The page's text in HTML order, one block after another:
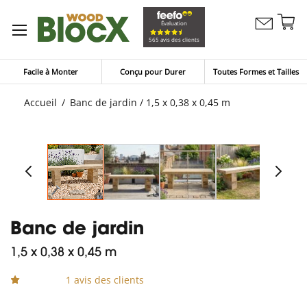
Évaluation
565 avis des clients
Contactez
Facile à Monter Conçu pour Durer Toutes Formes et Tailles
Accueil Banc de jardin / 1,5 x 0,38 x 0,45 m
Banc de jardin
1,5 x 0,38 x 0,45 m
1 avis des clients